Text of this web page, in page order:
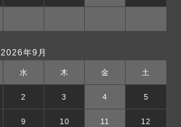
2026年9月
水 木 金 土
2 3 4 5
9 10 11 12